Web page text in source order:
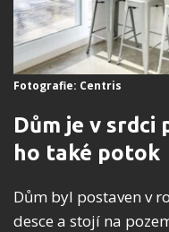
Fotografie: Centris
Dům je v
ho také potok
Dům byl postaven v
desce a stojí na